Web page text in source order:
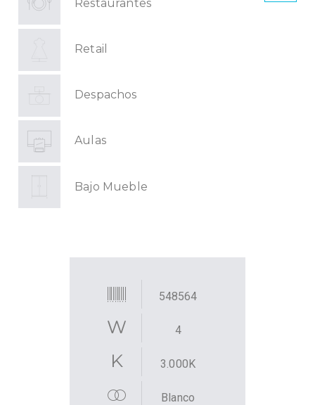
Restaurantes
Retail
Despachos
Aulas
Bajo Mueble
548564
4
3.000K
Blanco